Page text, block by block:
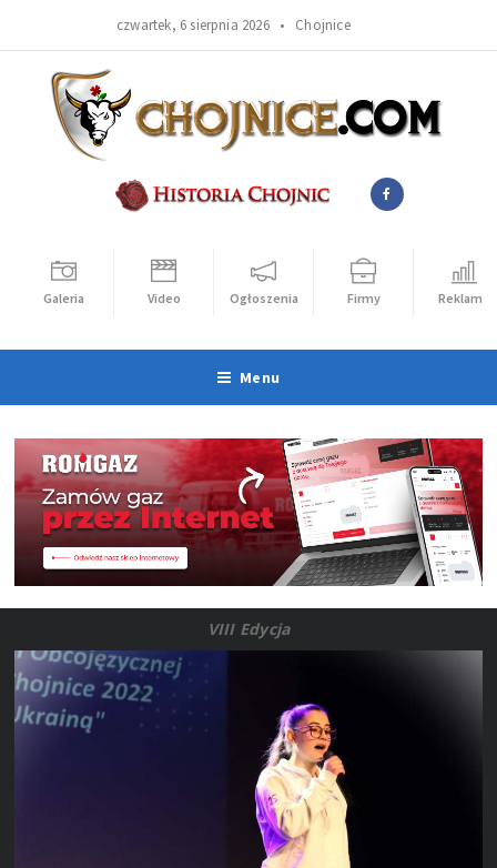
czwartek, 6 sierpnia 2026 • Chojnice
Galeria Video Ogłoszenia Firmy Reklama
Menu
VIII Edycja